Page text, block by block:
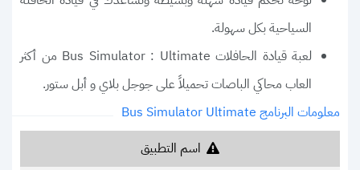
السياحية بكل سهولة.
لعبة قيادة الحافلات Bus Simulator : Ultimate من أكثر
العاب محاكي الباصات تحميلاً على جوجل بلاي و أبل ستور.
معلومات البرنامج Bus Simulator Ultimate
اسم التطبيق